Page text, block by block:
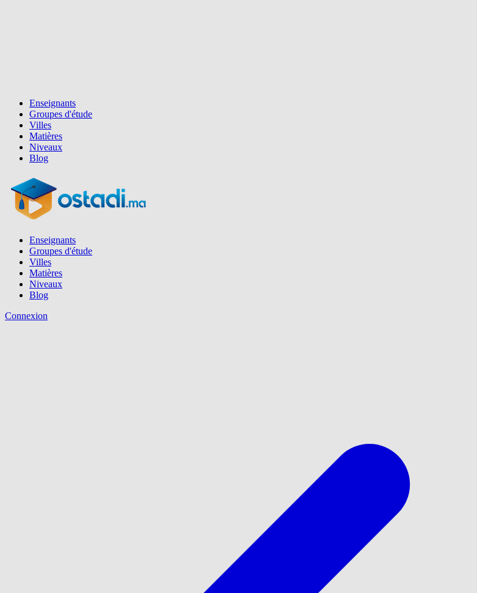
Enseignants
Groupes d'étude
Villes
Matières
Niveaux
Blog
Enseignants
Groupes d'étude
Villes
Matières
Niveaux
Blog
Connexion